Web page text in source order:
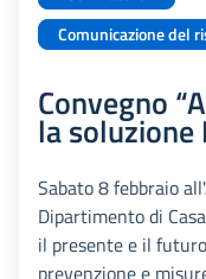
Comunicazione del
Convegno
la soluzione
Sabato 8 febbraio
Dipartimento di
il presente e il
prevenzione e